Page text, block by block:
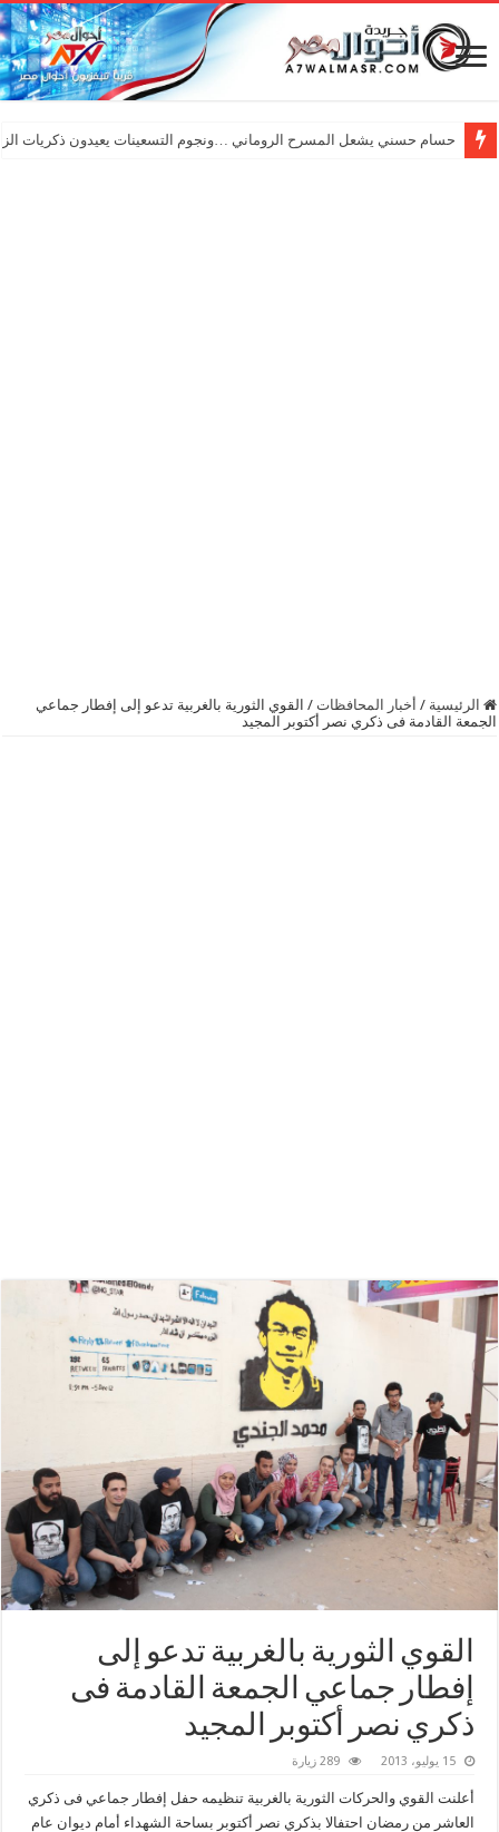
حسام حسني يشعل المسرح الروماني …ونجوم التسعينات يعيدون ذكريات
الرئيسية / أخبار المحافظات / القوي الثورية بالغربية تدعو إلى إفطار جماعي
الجمعة القادمة فى ذكري نصر أكتوبر المجيد
القوي الثورية بالغربية تدعو إلى
إفطار جماعي الجمعة القادمة فى
ذكري نصر أكتوبر المجيد
15 يوليو، 2013 289 زيارة
أعلنت القوي والحركات الثورية بالغربية تنظيمه حفل إفطار جماعي فى ذكري
العاشر من رمضان احتفالا بذكري نصر أكتوبر بساحة الشهداء أمام ديوان عام